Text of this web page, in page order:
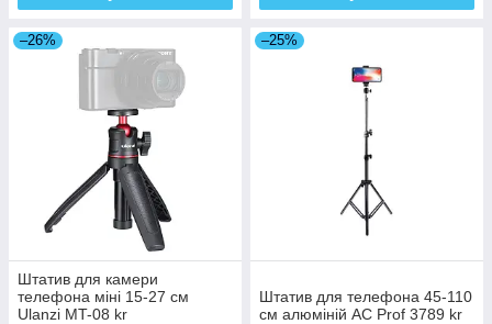
–26%
Штатив для камери
телефона міні 15-27 см
Ulanzi MT-08 kr
–25%
Штатив для телефона 45-110
см алюміній AC Prof 3789 kr